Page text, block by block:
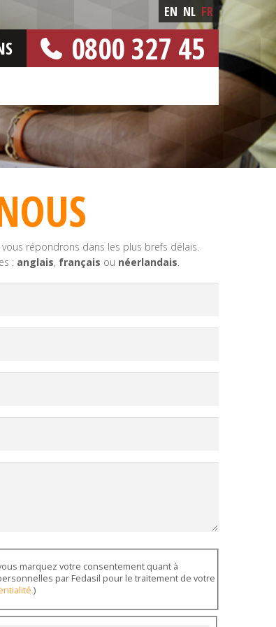
0800 327 45
EN NL FR
répondrons dans les plus brefs délais.
: anglais, français ou néerlandais.
marquez votre consentement quant à
par Fedasil pour le traitement de votre
)